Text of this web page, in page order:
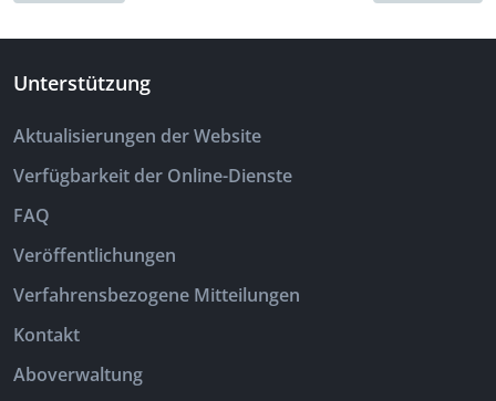
Unterstützung
Aktualisierungen der Website
Verfügbarkeit der Online-Dienste
FAQ
Veröffentlichungen
Verfahrensbezogene Mitteilungen
Kontakt
Aboverwaltung